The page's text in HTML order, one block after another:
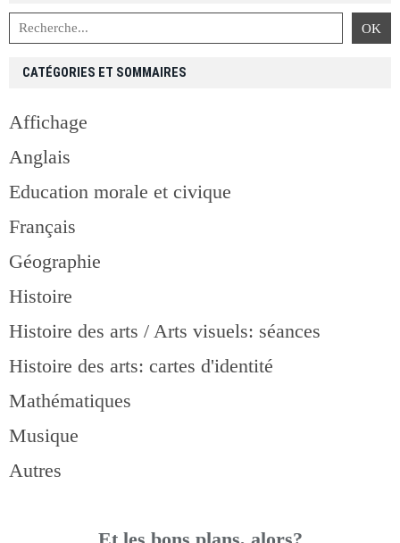
CATÉGORIES ET SOMMAIRES
Affichage
Anglais
Education morale et civique
Français
Géographie
Histoire
Histoire des arts / Arts visuels: séances
Histoire des arts: cartes d'identité
Mathématiques
Musique
Autres